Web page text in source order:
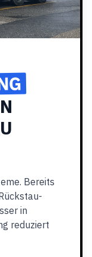
Bereits
in
reduziert